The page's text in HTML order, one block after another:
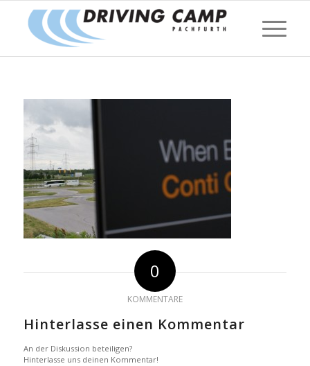
0
KOMMENTARE
Hinterlasse einen Kommentar
An der Diskussion beteiligen?
Hinterlasse uns deinen Kommentar!